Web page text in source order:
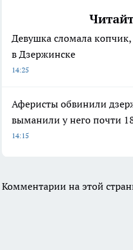
Девушка сломала копчик,
в Дзержинске
14:25
Аферисты обвинили
выманили у него почти
14:15
Комментарии на этой